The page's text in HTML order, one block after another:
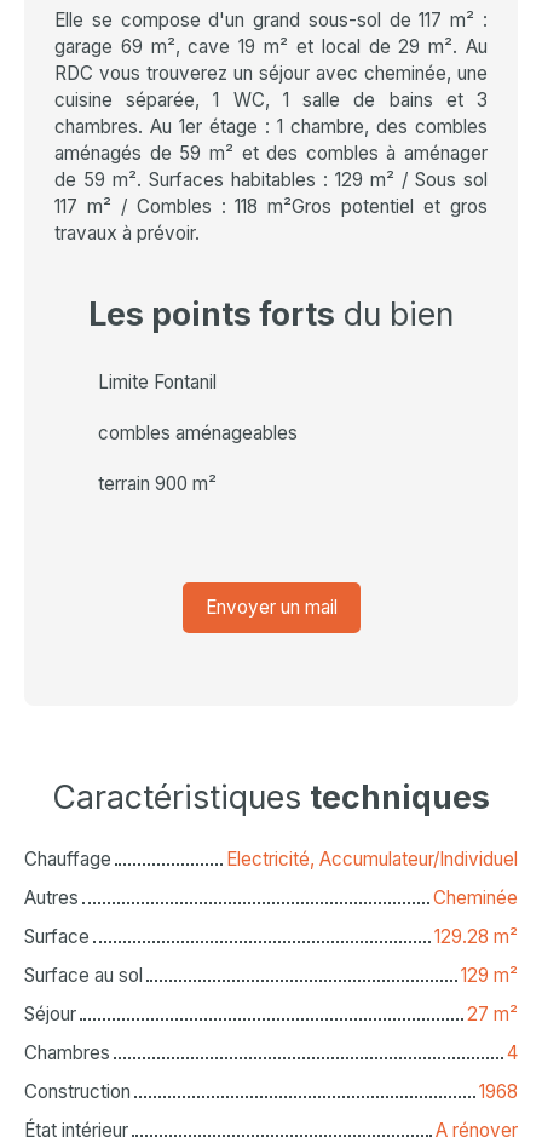
Elle se compose d'un grand sous-sol de 117 m² :
garage 69 m², cave 19 m² et local de 29 m². Au
RDC vous trouverez un séjour avec cheminée, une
cuisine séparée, 1 WC, 1 salle de bains et 3
chambres. Au 1er étage : 1 chambre, des combles
aménagés de 59 m² et des combles à aménager
de 59 m². Surfaces habitables : 129 m² / Sous sol
117 m² / Combles : 118 m²Gros potentiel et gros
travaux à prévoir.
Les points forts du bien
Limite Fontanil
combles aménageables
terrain 900 m²
Envoyer un mail
Caractéristiques techniques
Chauffage
Electricité, Accumulateur/Individuel
Autres
Cheminée
Surface
129.28 m²
Surface au sol
129 m²
Séjour
27 m²
Chambres
4
Construction
1968
État intérieur
A rénover